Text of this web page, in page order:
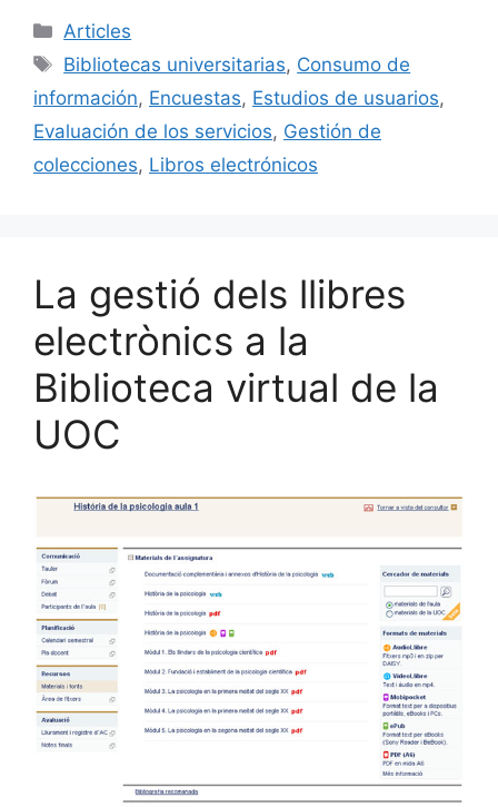
c
e
b
o
o
ai
l
s
k
y
e
dI
n
p
ar
te
ix
Categories
Articles
Etiquetes
Bibliotecas universitarias, Consumo de
información, Encuestas, Estudios de usuarios,
Evaluación de los servicios, Gestión de
colecciones, Libros electrónicos
La gestió dels llibres
electrònics a la
Biblioteca virtual de la
UOC